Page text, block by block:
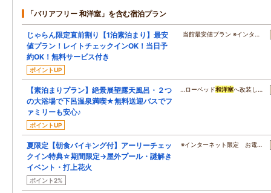
「バリアフリー 和洋室」を含む宿泊プラン
じゃらん限定直前割り【1泊素泊まり】最安
値プラン！レイトチェックインOK！当日予
約OK！無料サービス付き
ポイントUP
当館最安値プラン ※インタ…
【素泊まりプラン】絶景展望露天風呂・２つ
の大浴場で下呂温泉満喫★無料送迎バスでフ
ァミリーも安心♪
ポイントUP
…ローベッド和洋室へ改装し…
夏限定【朝食バイキング付】アーリーチェッ
クイン特典☆期間限定→屋外プール・謎解き
イベント・打上花火
ポイント2%
※インターネット限定 お電…